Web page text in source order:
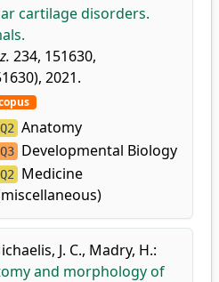
cartilage disorders.
234, 151630,
2021.
Q2 Anatomy
Q3 Developmental Biology
Q2
Medicine
J. C., Madry, H.:
and morphology of